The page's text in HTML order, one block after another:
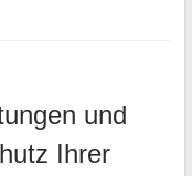
und
Ihrer